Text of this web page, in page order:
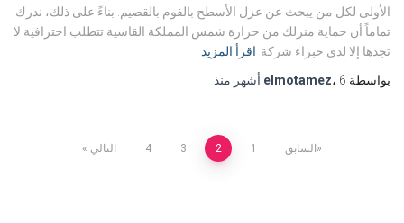
الأولى لكل من يبحث عن عزل الأسطح بالفوم بالقصيم. بناءً على ذلك، ندرك
تماماً أن حماية منزلك من حرارة شمس المملكة القاسية تتطلب احترافية لا
تجدها إلا لدى خبراء شركة اقرأ المزيد
بواسطة
elmotamez، 6 أشهر منذ
السابق 1
2
3
4 التالي